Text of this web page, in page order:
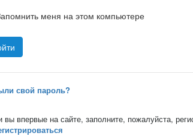
меня на этом компьютере
свой пароль?
вы впервые на сайте, заполните, пожалуйста,